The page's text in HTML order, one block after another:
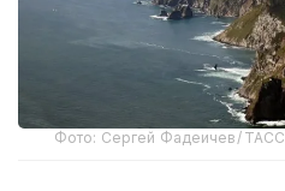
Фото: Сергей Фадеичев/ ТАСС